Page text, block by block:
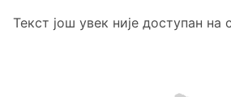
Текст још увек није доступан на